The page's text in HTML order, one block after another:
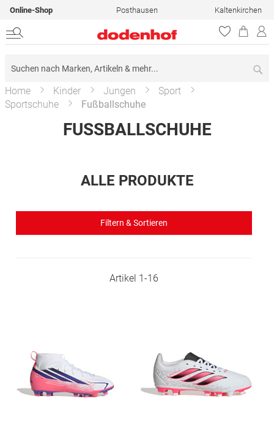
Online-Shop Posthausen Kaltenkirchen
Home Kinder Jungen
Sport
Sportschuhe
Fußballschuhe
FUSSBALLSCHUHE
ALLE PRODUKTE
Filtern & Sortieren
Artikel 1-16